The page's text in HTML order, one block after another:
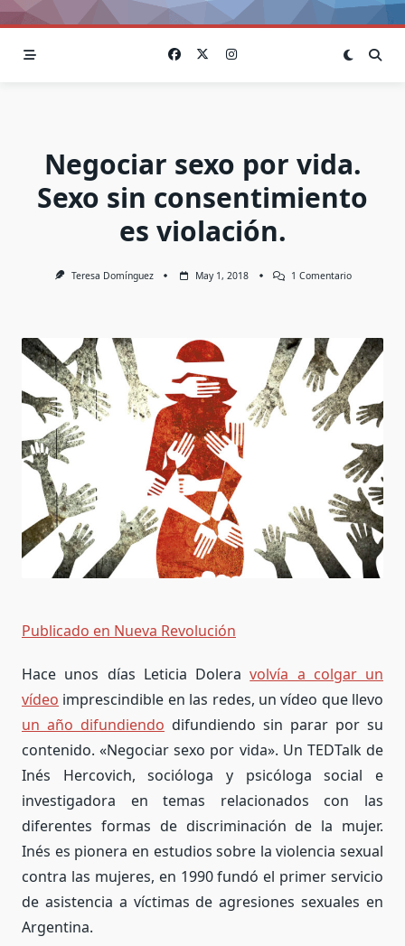
Negociar sexo por vida.
Sexo sin consentimiento
es violación.
Teresa Domínguez May 1, 2018 1 ComentarioEn
Sexo
Sin
Es
Violación.
Publicado en Nueva Revolución
Hace unos días Leticia Doleravolvía a colgar un
vídeo imprescindible en las redes, un vídeo que llevo
un año difundiendo difundiendo sin parar por su
contenido. «Negociar sexo por vida». Un TEDTalk de
Inés Hercovich, socióloga y psicóloga social e
investigadora en temas relacionados con las
diferentes formas de discriminación de la mujer.
Inés es pionera en estudios sobre la violencia sexual
contra las mujeres, en 1990 fundó el primer servicio
de asistencia a víctimas de agresiones sexuales en
Argentina.